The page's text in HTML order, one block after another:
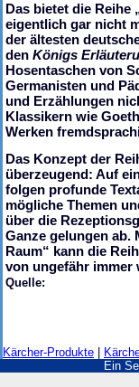
Das bietet die
eigentlich gar nicht
der ältesten
den Königs
Hosentaschen von
Germanisten und
und Erzählungen
Klassikern wie
Werken
Das Konzept der
überzeugend: Auf
folgen profunde
mögliche Themen
über die
Ganze gelungen ab.
Raum“ kann die
von ungefähr immer
Quelle:
Kärcher-Produkte
Ein